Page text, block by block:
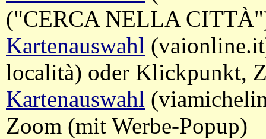
("CERCA NELLA
Kartenauswahl
località) oder Klickpunkt,
Kartenauswahl
Zoom (mit Werbe-Popup)